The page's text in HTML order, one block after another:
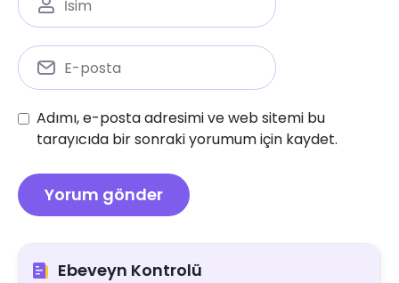
Adımı, e-posta adresimi ve web sitemi bu
tarayıcıda bir sonraki yorumum için kaydet.
Ebeveyn Kontrolü